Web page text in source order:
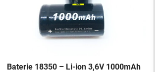
Baterie 18350 – Li-ion 3,6V 1000mAh